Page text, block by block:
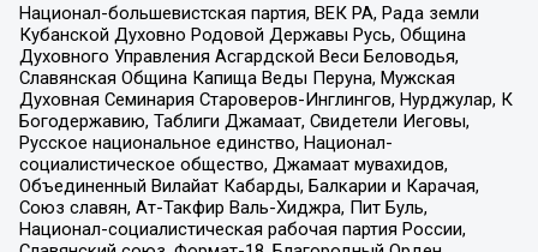
Национал-большевистская партия, ВЕК РА, Рада земли
Кубанской Духовно Родовой Державы Русь, Община
Духовного Управления Асгардской Веси Беловодья,
Славянская Община Капища Веды Перуна, Мужская
Духовная Семинария Староверов-Инглингов, Нурджулар, К
Богодержавию, Таблиги Джамаат, Свидетели Иеговы,
Русское национальное единство, Национал-
социалистическое общество, Джамаат мувахидов,
Объединенный Вилайат Кабарды, Балкарии и Карачая,
Союз славян, Ат-Такфир Валь-Хиджра, Пит Буль,
Национал-социалистическая рабочая партия России,